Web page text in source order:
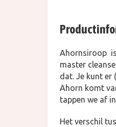
Ahornsiroop
master
dat. Je kunt er
Ahorn komt
tappen we af
Het verschil